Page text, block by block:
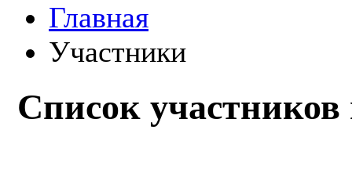
Главная
Участники
Список